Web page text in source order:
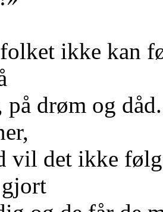
ikke kan
drøm og
vil det ikke